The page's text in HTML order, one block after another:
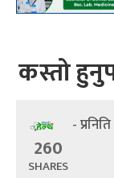
कस्तो
-
260
SHARES